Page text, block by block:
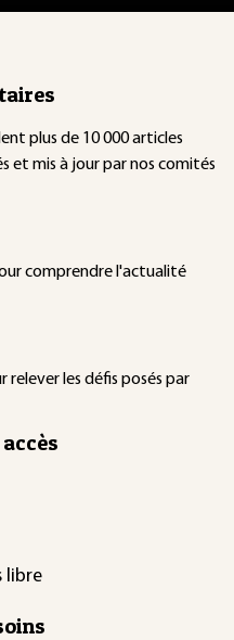
plus de 10 000 articles
et mis à jour par nos comités
comprendre l'actualité
relever les défis posés par
libre